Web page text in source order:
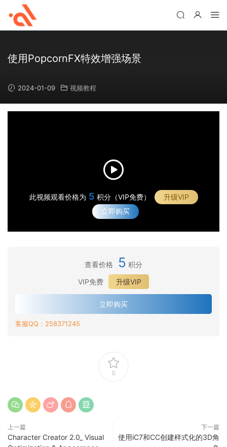
使用PopcornFX特效增强场景
2024-01-09 视频教程
此视频观看价格为 5 积分（VIP免费）
升级VIP
立即购买
查看价格 5 积分
VIP免费
升级VIP
立即购买
客服QQ：258371245
0
上一篇
Character Creator 2.0_ Visual
下一篇
使用iC7和CC创建样式化的3D角